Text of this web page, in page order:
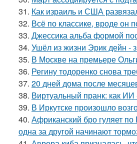
31. Как израиль и США
32. Всё по классике, вроде он
33. Джессика альба формой
34. Ушёл из жизни Эрик дейн -
35. В Москве на премьере
36. Регину тодоренко снова
37. 20 дней дома после
38. Виртуальный пранк: как
39. В Иркутске произошло
40. Африканский бро гуляет
одна за другой начинают